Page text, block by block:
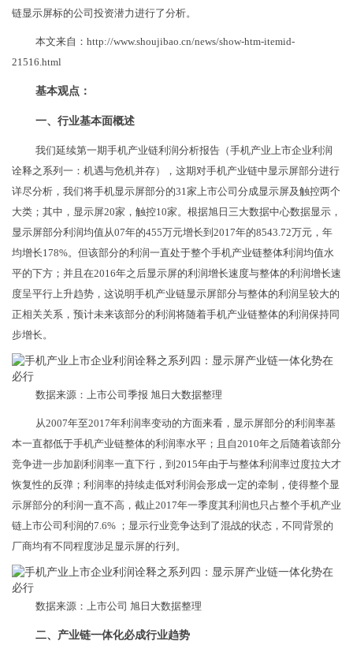
链显示屏标的公司投资潜力进行了分析。
本文来自：http://www.shoujibao.cn/news/show-htm-itemid-
21516.html
基本观点：
一、行业基本面概述
我们延续第一期手机产业链利润分析报告（手机产业上市企业利润
诠释之系列一：机遇与危机并存），这期对手机产业链中显示屏部分进行
详尽分析，我们将手机显示屏部分的31家上市公司分成显示屏及触控两个
大类；其中，显示屏20家，触控10家。根据旭日三大数据中心数据显示，
显示屏部分利润均值从07年的455万元增长到2017年的8543.72万元，年
均增长178%。但该部分的利润一直处于整个手机产业链整体利润均值水
平的下方；并且在2016年之后显示屏的利润增长速度与整体的利润增长速
度呈平行上升趋势，这说明手机产业链显示屏部分与整体的利润呈较大的
正相关关系，预计未来该部分的利润将随着手机产业链整体的利润保持同
步增长。
数据来源：上市公司季报 旭日大数据整理
从2007年至2017年利润率变动的方面来看，显示屏部分的利润率基
本一直都低于手机产业链整体的利润率水平；且自2010年之后随着该部分
竞争进一步加剧利润率一直下行，到2015年由于与整体利润率过度拉大才
恢复性的反弹；利润率的持续走低对利润会形成一定的牵制，使得整个显
示屏部分的利润一直不高，截止2017年一季度其利润也只占整个手机产业
链上市公司利润的7.6% ；显示行业竞争达到了混战的状态，不同背景的
厂商均有不同程度涉足显示屏的行列。
数据来源：上市公司 旭日大数据整理
二、产业链一体化必成行业趋势